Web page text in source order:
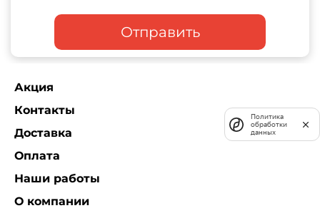
Отправить
Акция
Контакты
Доставка
Оплата
Наши работы
О компании
Политика
обработки
данных